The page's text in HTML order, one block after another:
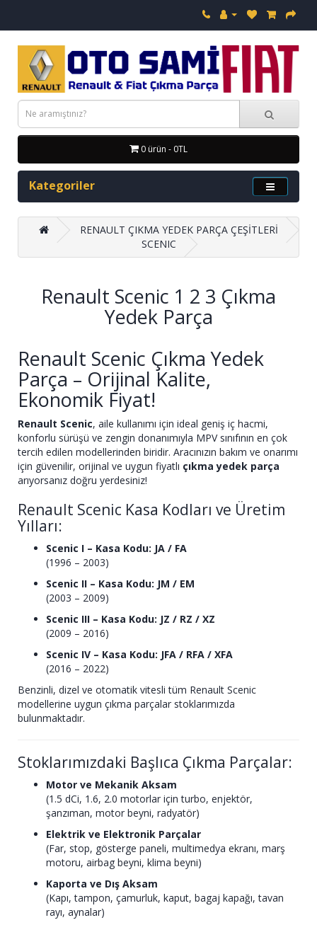
0 ürün - 0TL
Kategoriler
RENAULT ÇIKMA YEDEK PARÇA ÇEŞİTLERİ
SCENIC
Renault Scenic 1 2 3 Çıkma
Yedek Parça
Renault Scenic Çıkma Yedek
Parça – Orijinal Kalite,
Ekonomik Fiyat!
Renault Scenic, aile kullanımı için ideal geniş iç hacmi,
konforlu sürüşü ve zengin donanımıyla MPV sınıfının en çok
tercih edilen modellerinden biridir. Aracınızın bakım ve onarımı
için güvenilir, orijinal ve uygun fiyatlı çıkma yedek parça
arıyorsanız doğru yerdesiniz!
Renault Scenic Kasa Kodları ve Üretim
Yılları:
Scenic I – Kasa Kodu: JA / FA
(1996 – 2003)
Scenic II – Kasa Kodu: JM / EM
(2003 – 2009)
Scenic III – Kasa Kodu: JZ / RZ / XZ
(2009 – 2016)
Scenic IV – Kasa Kodu: JFA / RFA / XFA
(2016 – 2022)
Benzinli, dizel ve otomatik vitesli tüm Renault Scenic
modellerine uygun çıkma parçalar stoklarımızda
bulunmaktadır.
Stoklarımızdaki Başlıca Çıkma Parçalar:
Motor ve Mekanik Aksam
(1.5 dCi, 1.6, 2.0 motorlar için turbo, enjektör,
şanzıman, motor beyni, radyatör)
Elektrik ve Elektronik Parçalar
(Far, stop, gösterge paneli, multimedya ekranı, marş
motoru, airbag beyni, klima beyni)
Kaporta ve Dış Aksam
(Kapı, tampon, çamurluk, kaput, bagaj kapağı, tavan
rayı, aynalar)